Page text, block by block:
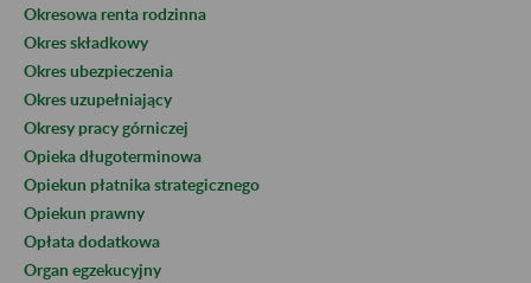
Okresowa renta rodzinna
Okres składkowy
Okres ubezpieczenia
Okres uzupełniający
Okresy pracy górniczej
Opieka długoterminowa
Opiekun płatnika strategicznego
Opiekun prawny
Opłata dodatkowa
Organ egzekucyjny